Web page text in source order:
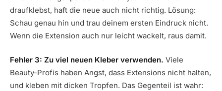
draufklebst, haft die neue auch nicht richtig. Lösung:
Schau genau hin und trau deinem ersten Eindruck nicht.
Wenn die Extension auch nur leicht wackelt, raus damit.
Fehler 3: Zu viel neuen Kleber verwenden. Viele
Beauty-Profis haben Angst, dass Extensions nicht halten,
und kleben mit dicken Tropfen. Das Gegenteil ist wahr: